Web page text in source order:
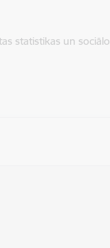
statistikas un